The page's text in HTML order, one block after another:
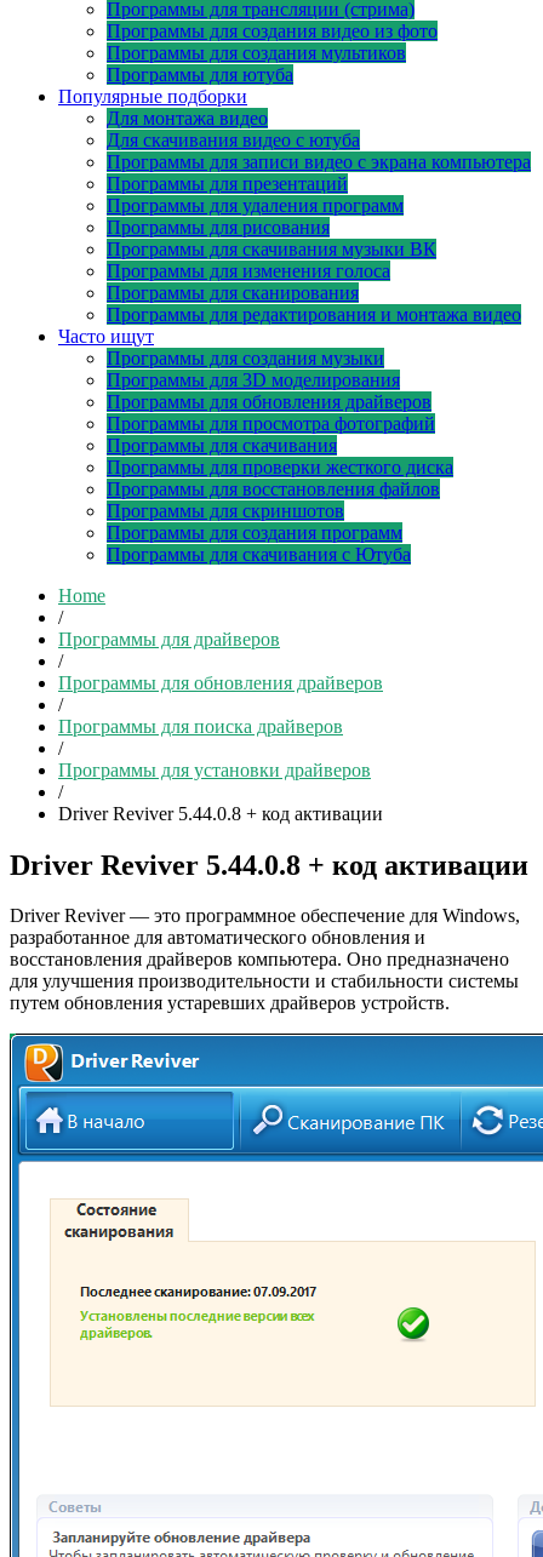
Программы для трансляции (стрима)
Программы для создания видео из фото
Программы для создания мультиков
Программы для ютуба
Популярные подборки
Для монтажа видео
Для скачивания видео с ютуба
Программы для записи видео с экрана компьютера
Программы для презентаций
Программы для удаления программ
Программы для рисования
Программы для скачивания музыки ВК
Программы для изменения голоса
Программы для сканирования
Программы для редактирования и монтажа видео
Часто ищут
Программы для создания музыки
Программы для 3D моделирования
Программы для обновления драйверов
Программы для просмотра фотографий
Программы для скачивания
Программы для проверки жесткого диска
Программы для восстановления файлов
Программы для скриншотов
Программы для создания программ
Программы для скачивания с Ютуба
Home
/
Программы для драйверов
/
Программы для обновления драйверов
/
Программы для поиска драйверов
/
Программы для установки драйверов
/
Driver Reviver 5.44.0.8 + код активации
Driver Reviver 5.44.0.8 + код активации
Driver Reviver — это программное обеспечение для Windows,
разработанное для автоматического обновления и
восстановления драйверов компьютера. Оно предназначено
для улучшения производительности и стабильности системы
путем обновления устаревших драйверов устройств.